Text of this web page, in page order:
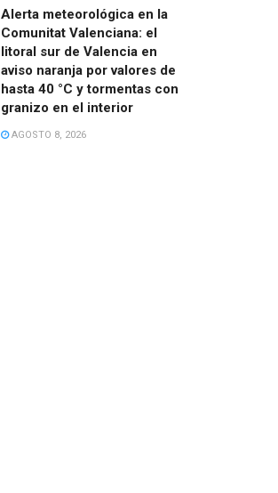
Alerta meteorológica en la
Comunitat Valenciana: el
litoral sur de Valencia en
aviso naranja por valores de
hasta 40 °C y tormentas con
granizo en el interior
AGOSTO 8, 2026